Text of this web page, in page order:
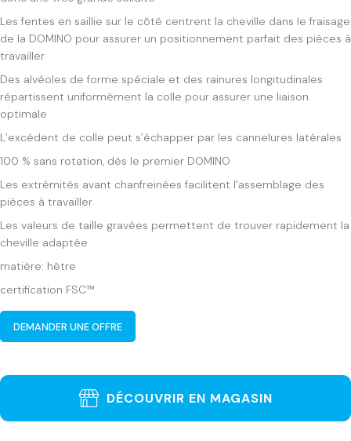
Les fentes en saillie sur le côté centrent la cheville dans le fraisage
de la DOMINO pour assurer un positionnement parfait des pièces à
travailler
Des alvéoles de forme spéciale et des rainures longitudinales
répartissent uniformément la colle pour assurer une liaison
optimale
L’excédent de colle peut s’échapper par les cannelures latérales
100 % sans rotation, dès le premier DOMINO
Les extrémités avant chanfreinées facilitent l’assemblage des
pièces à travailler
Les valeurs de taille gravées permettent de trouver rapidement la
cheville adaptée
matière: hêtre
certification FSC™
DEMANDER UNE OFFRE
DÉCOUVRIR EN MAGASIN